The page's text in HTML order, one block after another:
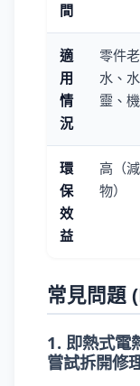
間
適
用
情
況
零件
水、
靈、
環
保
效
益
高（
物）
常見問題
1. 即熱式電
嘗試拆開修